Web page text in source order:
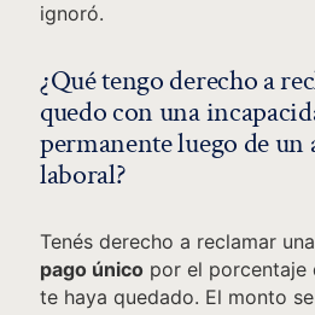
ignoró.
¿Qué tengo derecho a
quedo con una
permanente luego de un
laboral?
Tenés derecho a reclamar una
pago único por el porcentaje
te haya quedado. El monto